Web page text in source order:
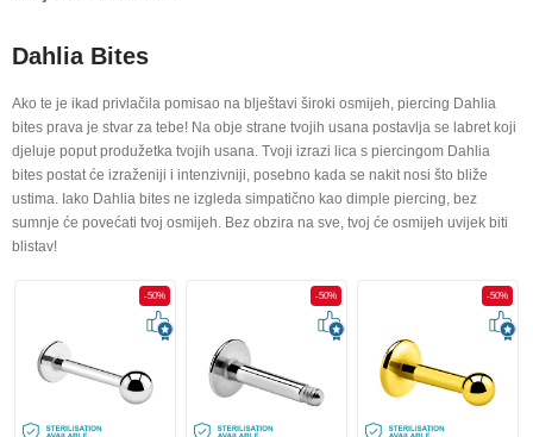
Dahlia Bites
Ako te je ikad privlačila pomisao na blještavi široki osmijeh, piercing Dahlia
bites prava je stvar za tebe! Na obje strane tvojih usana postavlja se labret koji
djeluje poput produžetka tvojih usana. Tvoji izrazi lica s piercingom Dahlia
bites postat će izraženiji i intenzivniji, posebno kada se nakit nosi što bliže
ustima. Iako Dahlia bites ne izgleda simpatično kao dimple piercing, bez
sumnje će povećati tvoj osmijeh. Bez obzira na sve, tvoj će osmijeh uvijek biti
blistav!
-50% -50% -50%